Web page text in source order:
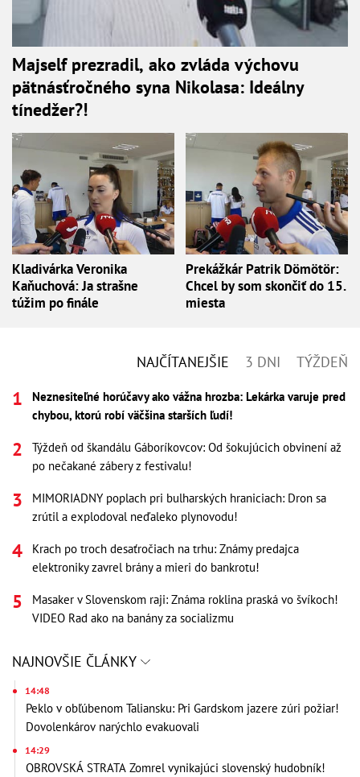
Majself prezradil, ako zvláda výchovu
pätnásťročného syna Nikolasa: Ideálny
tínedžer?!
Kladivárka Veronika
Kaňuchová: Ja strašne
túžim po finále
Prekážkár Patrik Dömötör:
Chcel by som skončiť do 15.
miesta
NAJČÍTANEJŠIE 3 DNI TÝŽDEŇ
Neznesiteľné horúčavy ako vážna hrozba: Lekárka varuje pred
chybou, ktorú robí väčšina starších ľudí!
Týždeň od škandálu Gáboríkovcov: Od šokujúcich obvinení až
po nečakané zábery z festivalu!
MIMORIADNY poplach pri bulharských hraniciach: Dron sa
zrútil a explodoval neďaleko plynovodu!
Krach po troch desaťročiach na trhu: Známy predajca
elektroniky zavrel brány a mieri do bankrotu!
Masaker v Slovenskom raji: Známa roklina praská vo švíkoch!
VIDEO Rad ako na banány za socializmu
NAJNOVŠIE ČLÁNKY
14:48
Peklo v obľúbenom Taliansku: Pri Gardskom jazere zúri požiar!
Dovolenkárov narýchlo evakuovali
14:29
OBROVSKÁ STRATA Zomrel vynikajúci slovenský hudobník!